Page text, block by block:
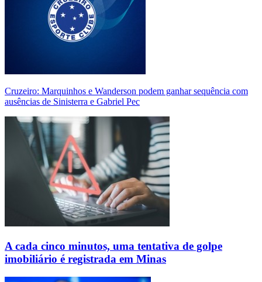
Cruzeiro: Marquinhos e Wanderson podem ganhar sequência com
ausências de Sinisterra e Gabriel Pec
A cada cinco minutos, uma tentativa de golpe
imobiliário é registrada em Minas